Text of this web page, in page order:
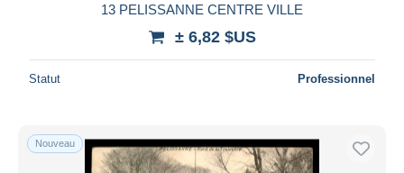
13 PELISSANNE CENTRE VILLE
± 6,82 $US
Statut Professionnel
Nouveau